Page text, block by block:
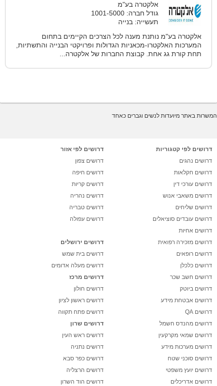
אלקטרה בע"מ
גודל חברה: 1001-5000
תעשייה: בנייה
אלקטרה בע"מ נותנת מענה לכל הצרכים הקיימים בתחום
המערכות האלקטרו-מכאניות הגדולות ופרויקטי הבנייה והתשתיות,
תחת קורת גג אחת. קבוצת החברות של אלקטרה...
המשרות באתר מיועדות לנשים וגברים כאחד
דרושים לפי קטגוריות
דרושים נהגים
דרושים חקלאות
דרושים עורכי דין
דרושים משאבי אנוש
דרושים שליחים
דרושים עובדים סוציאלים
דרושים אחיות
דרושים מזכירה רפואית
דרושים רופאים
דרושים כלכלן
דרושים חשב שכר
דרושים ביוטק
דרושים אבטחת מידע
דרושים QA
דרושים מהנדס חשמל
דרושים שמאי מקרקעין
דרושים מערכות מידע
דרושים סוכני שטח
דרושים יועץ משפטי
דרושים אדריכלים
דרושים לפי אזור
דרושים צפון
דרושים חיפה
דרושים קריות
דרושים נהריה
דרושים טבריה
דרושים עפולה
דרושים ירושלים
דרושים בית שמש
דרושים מעלה אדומים
דרושים מרכז
דרושים חולון
דרושים ראשון לציון
דרושים פתח תקווה
דרושים שרון
דרושים ראש העין
דרושים נתניה
דרושים כפר סבא
דרושים הרצליה
דרושים הוד השרון